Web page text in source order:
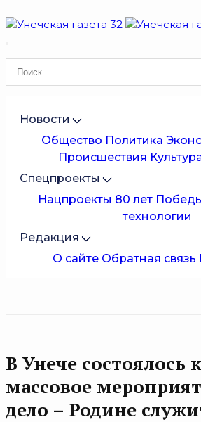
Новости
Общество Политика
Происшествия
Спецпроекты
Нацпроекты 80 лет
технологии
Редакция
О сайте Обратная связь
В Унече состоялось
массовое
дело – Родине